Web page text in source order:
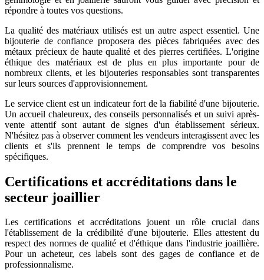
répondre à toutes vos questions.
La qualité des matériaux utilisés est un autre aspect essentiel. Une
bijouterie de confiance proposera des pièces fabriquées avec des
métaux précieux de haute qualité et des pierres certifiées. L'origine
éthique des matériaux est de plus en plus importante pour de
nombreux clients, et les bijouteries responsables sont transparentes
sur leurs sources d'approvisionnement.
Le service client est un indicateur fort de la fiabilité d'une bijouterie.
Un accueil chaleureux, des conseils personnalisés et un suivi après-
vente attentif sont autant de signes d'un établissement sérieux.
N'hésitez pas à observer comment les vendeurs interagissent avec les
clients et s'ils prennent le temps de comprendre vos besoins
spécifiques.
Certifications et accréditations dans le
secteur joaillier
Les certifications et accréditations jouent un rôle crucial dans
l'établissement de la crédibilité d'une bijouterie. Elles attestent du
respect des normes de qualité et d'éthique dans l'industrie joaillière.
Pour un acheteur, ces labels sont des gages de confiance et de
professionnalisme.